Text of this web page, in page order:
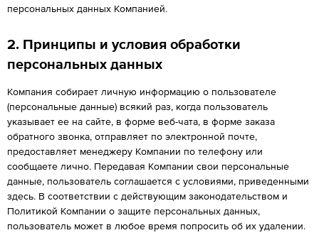
персональных данных Компанией.
2. Принципы и условия обработки
персональных данных
Компания собирает личную информацию о пользователе
(персональные данные) всякий раз, когда пользователь
указывает ее на сайте, в форме веб-чата, в форме заказа
обратного звонка, отправляет по электронной почте,
предоставляет менеджеру Компании по телефону или
сообщаете лично. Передавая Компании свои персональные
данные, пользователь соглашается с условиями, приведенными
здесь. В соответствии с действующим законодательством и
Политикой Компании о защите персональных данных,
пользователь может в любое время попросить об их удалении.